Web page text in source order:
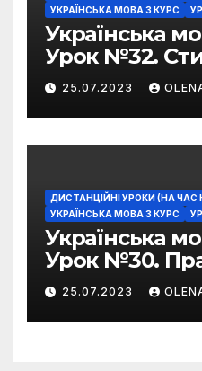
УКРАЇНСЬКА МОВА 3 КУРС
Українська
Урок №32.
забарвлення
фразеологізмів
25.07.2023
ДИСТАНЦІЙНІ УРОКИ (НА
УКРАЇНСЬКА МОВА 3 КУРС
Українська
Урок №30.
риторика.
жанри.
25.07.2023